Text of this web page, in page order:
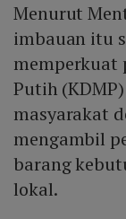
Menurut
imbauan itu
memperkuat
Putih
masyarakat
mengambil
barang
lokal.